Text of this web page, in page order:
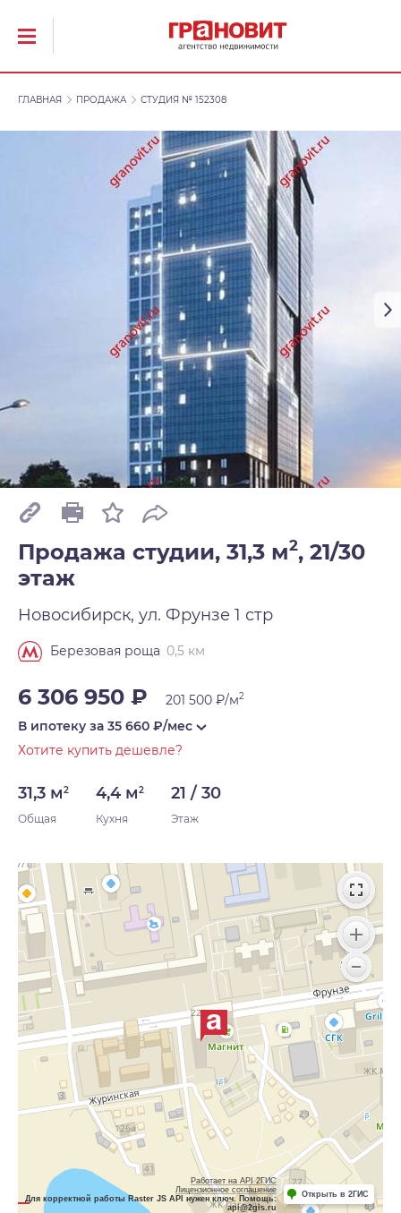
ГЛАВНАЯ ПРОДАЖА СТУДИЯ № 152308
Продажа студии, 31,3 м2, 21/30
этаж
Новосибирск, ул. Фрунзе 1 стр
Березовая роща 0,5 км
6 306 950 ₽ 201 500 ₽/м2
В ипотеку за 35 660 ₽/мес
Хотите купить дешевле?
31,3 м2
Общая
4,4 м2
Кухня
21 / 30
Этаж
Работает на API 2ГИС
Лицензионное соглашение
Для корректной работы Raster JS API нужен ключ. Помощь:
api@2gis.ru
Открыть в 2ГИС